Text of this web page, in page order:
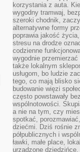
korzystania z auta.
wygodny tramwaj,
szeroki chodnik,
alternatywne formy
poprawia jakość
stresu na drodze
codzienne
wygodnie
także lokalnym
usługom, bo ludzie
tego, co mają blisko
budowanie więzi
często powstawały
wspólnotowości.
a nie na tym, czy
spotkać,
dziećmi. Dziś rośnie
półpublicznych i
ławki, małe place,
urządzone